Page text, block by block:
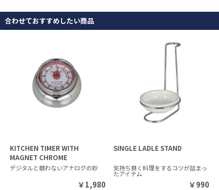
合わせておすすめしたい商品
KITCHEN TIMER WITH
MAGNET CHROME
デジタルと競わないアナログの妙
￥1,980
SINGLE LADLE STAND
気持ち良く料理をするコツが詰まっ
たアイテム
￥990